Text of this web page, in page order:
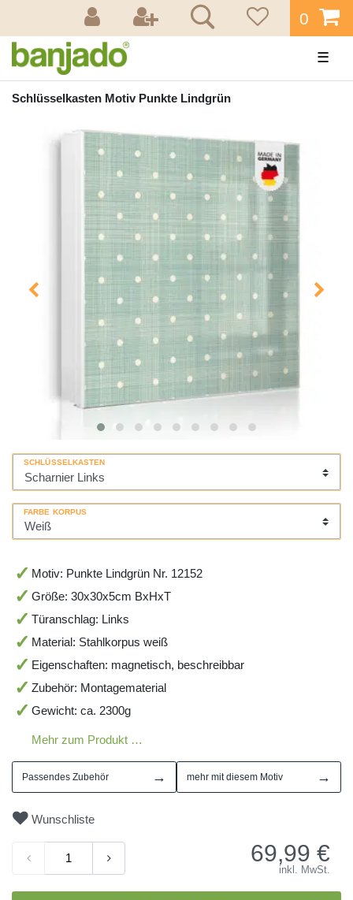
0
☰
Schlüsselkasten Motiv Punkte Lindgrün
SCHLÜSSELKASTEN
FARBE KORPUS
Motiv: Punkte Lindgrün Nr. 12152
Größe: 30x30x5cm BxHxT
Türanschlag: Links
Material: Stahlkorpus weiß
Eigenschaften: magnetisch, beschreibbar
Zubehör: Montagematerial
Gewicht: ca. 2300g
Mehr zum Produkt …
Passendes Zubehör → mehr mit diesem Motiv →
Wunschliste
69,99 €
inkl. MwSt.